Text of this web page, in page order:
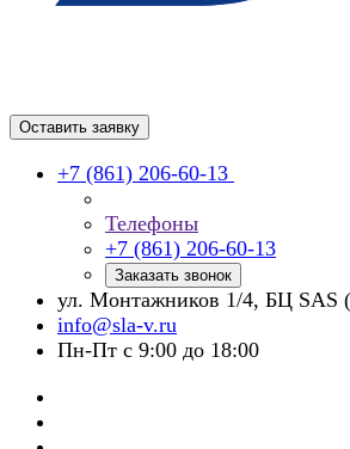
Оставить заявку
+7 (861) 206-60-13
Телефоны
+7 (861) 206-60-13
Заказать звонок
ул. Монтажников 1/4, БЦ SAS
info@sla-v.ru
Пн-Пт с 9:00 до 18:00